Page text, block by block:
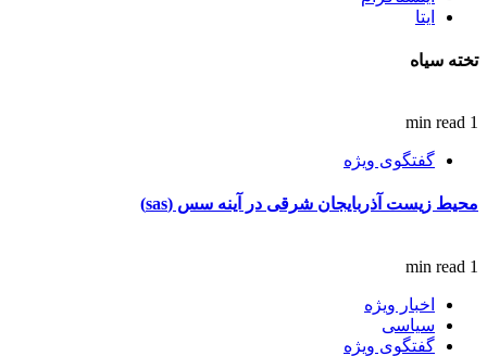
ایتا
تخته سیاه
1 min read
گفتگوی ویژه
محیط زیست آذربایجان شرقی در آینه سس (sas)
1 min read
اخبار ویژه
سیاسی
گفتگوی ویژه